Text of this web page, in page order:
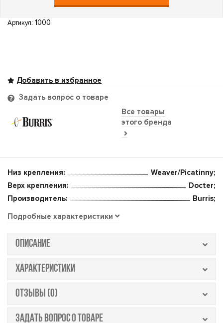
Артикул: 1000
Все товары
этого бренда
Задать вопрос о товаре
Низ крепления:
Weaver/Picatinny;
Верх крепления:
Docter;
Производитель:
Burris;
Подробные характеристики
ОПИСАНИЕ
ХАРАКТЕРИСТИКИ
ОТЗЫВЫ (0)
ЗАДАТЬ ВОПРОС О ТОВАРЕ